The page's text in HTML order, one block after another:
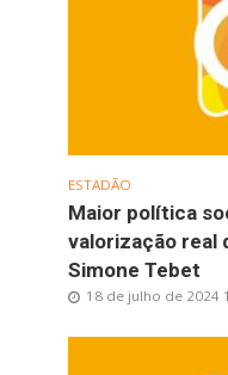
ESTADÃO
Maior política
valorização real
Simone Tebet
18 de julho de 2024